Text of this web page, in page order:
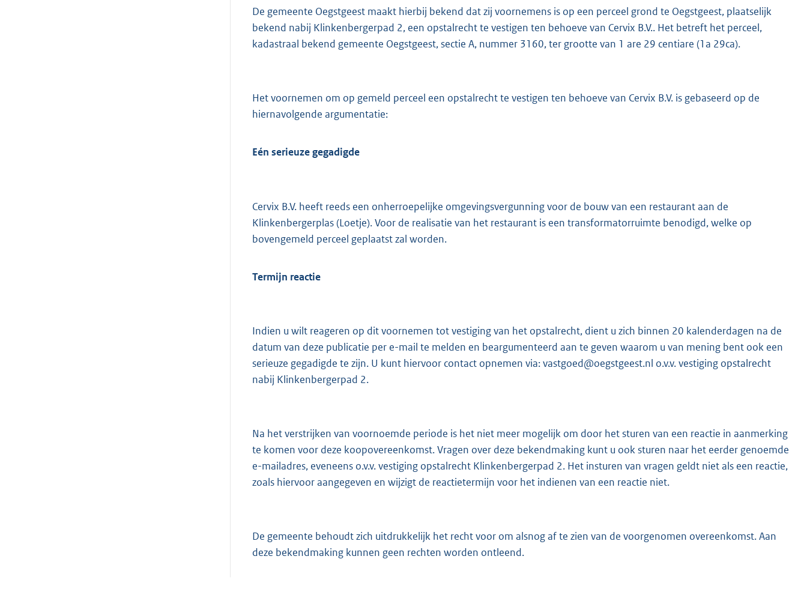
t
e
0
De gemeente Oegstgeest maakt hierbij bekend dat zij voornemens is op een perceel grond te Oegstgeest, plaatselijk
bekend nabij Klinkenbergerpad 2, een opstalrecht te vestigen ten behoeve van Cervix B.V.. Het betreft het perceel,
kadastraal bekend gemeente Oegstgeest, sectie A, nummer 3160, ter grootte van 1 are 29 centiare (1a 29ca).
Het voornemen om op gemeld perceel een opstalrecht te vestigen ten behoeve van Cervix B.V. is gebaseerd op de
hiernavolgende argumentatie:
Eén serieuze gegadigde
Cervix B.V. heeft reeds een onherroepelijke omgevingsvergunning voor de bouw van een restaurant aan de
Klinkenbergerplas (Loetje). Voor de realisatie van het restaurant is een transformatorruimte benodigd, welke op
bovengemeld perceel geplaatst zal worden.
Termijn reactie
Indien u wilt reageren op dit voornemen tot vestiging van het opstalrecht, dient u zich binnen 20 kalenderdagen na de
datum van deze publicatie per e-mail te melden en beargumenteerd aan te geven waarom u van mening bent ook een
serieuze gegadigde te zijn. U kunt hiervoor contact opnemen via: vastgoed@oegstgeest.nl o.v.v. vestiging opstalrecht
nabij Klinkenbergerpad 2.
Na het verstrijken van voornoemde periode is het niet meer mogelijk om door het sturen van een reactie in aanmerking
te komen voor deze koopovereenkomst. Vragen over deze bekendmaking kunt u ook sturen naar het eerder genoemde
e-mailadres, eveneens o.v.v. vestiging opstalrecht Klinkenbergerpad 2. Het insturen van vragen geldt niet als een reactie,
zoals hiervoor aangegeven en wijzigt de reactietermijn voor het indienen van een reactie niet.
De gemeente behoudt zich uitdrukkelijk het recht voor om alsnog af te zien van de voorgenomen overeenkomst. Aan
deze bekendmaking kunnen geen rechten worden ontleend.